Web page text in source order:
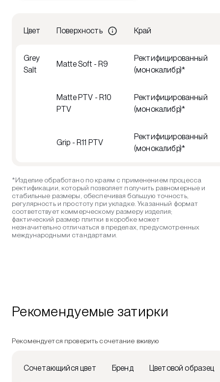
Цвет Поверхность Край
Grey
Salt
Matte Soft - R9
Ректифицированный
(монокалибр)*
Matte PTV - R10
PTV
Ректифицированный
(монокалибр)*
Grip - R11 PTV
Ректифицированный
(монокалибр)*
*Изделие обработано по краям с применением процесса
ректификации, который позволяет получить равномерные и
стабильные размеры, обеспечивая большую точность,
регулярность и простоту при укладке. Указанный формат
соответствует коммерческому размеру изделия;
фактический размер плитки в коробке может
незначительно отличаться в пределах, предусмотренных
международными стандартами.
Рекомендуемые затирки
Рекомендуется проверить сочетание вживую
Сочетающийся цвет Бренд Цветовой образец